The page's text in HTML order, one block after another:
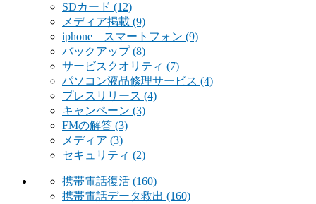
SDカード (12)
メディア掲載 (9)
iphone スマートフォン (9)
バックアップ(8)
サービスクオリティ (7)
パソコン液晶修理サービス (4)
プレスリリース (4)
キャンペーン (3)
FMの解答 (3)
メディア (3)
セキュリティ (2)
携帯電話復活 (160)
携帯電話データ救出 (160)